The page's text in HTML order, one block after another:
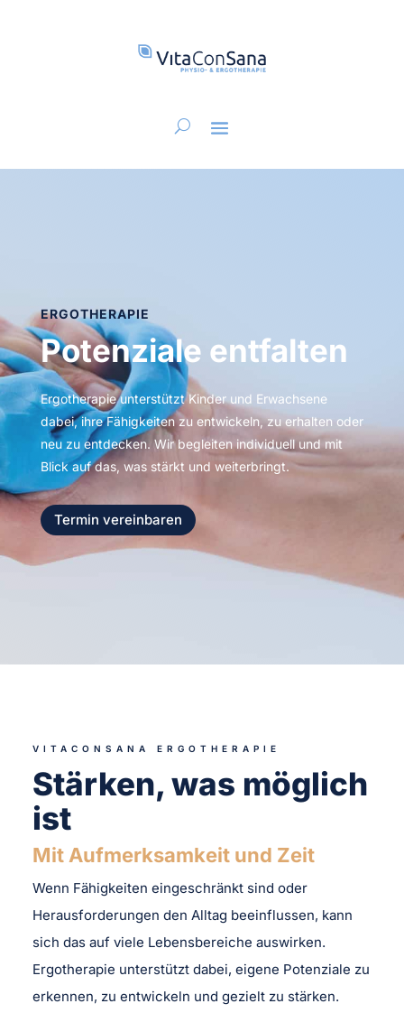
ERGOTHERAPIE
Potenziale entfalten
Ergotherapie unterstützt Kinder und Erwachsene
dabei, ihre Fähigkeiten zu entwickeln, zu erhalten oder
neu zu entdecken. Wir begleiten individuell und mit
Blick auf das, was stärkt und weiterbringt.
Termin vereinbaren
VITACONSANA ERGOTHERAPIE
Stärken, was möglich
ist
Mit Aufmerksamkeit und Zeit
Wenn Fähigkeiten eingeschränkt sind oder
Herausforderungen den Alltag beeinflussen, kann
sich das auf viele Lebensbereiche auswirken.
Ergotherapie unterstützt dabei, eigene Potenziale zu
erkennen, zu entwickeln und gezielt zu stärken.